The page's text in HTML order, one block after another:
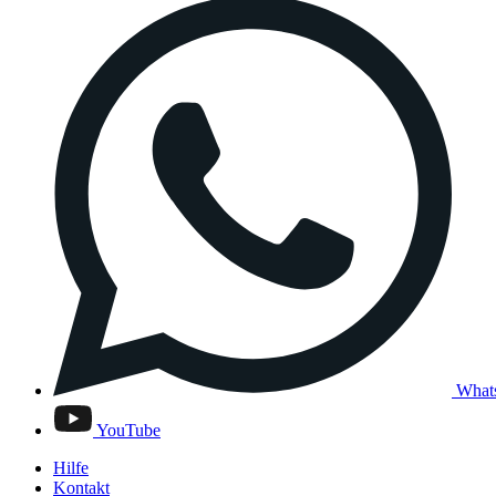
YouTube
Hilfe
Kontakt